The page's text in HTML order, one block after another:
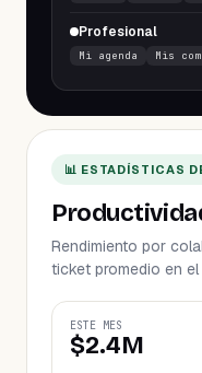
Profesional
Mi agenda
Mis
📊 ESTADÍSTICAS
Rendimiento por
ticket promedio en el
ESTE MES
$2.4M